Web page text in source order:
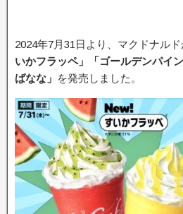
2024年7月31日より、マクドナル
いかフラッペ」「ゴールデンパイ
ばなな」 を発売しました。